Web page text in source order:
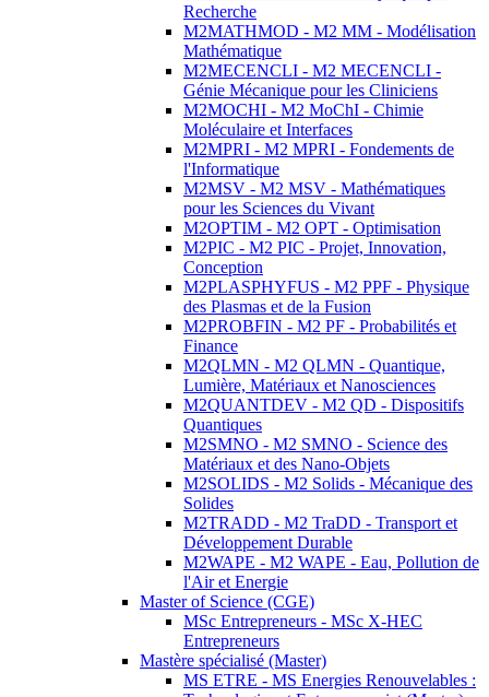
Recherche
M2MATHMOD - M2 MM - Modélisation
Mathématique
M2MECENCLI - M2 MECENCLI -
Génie Mécanique pour les Cliniciens
M2MOCHI - M2 MoChI - Chimie
Moléculaire et Interfaces
M2MPRI - M2 MPRI - Fondements de
l'Informatique
M2MSV - M2 MSV - Mathématiques
pour les Sciences du Vivant
M2OPTIM - M2 OPT - Optimisation
M2PIC - M2 PIC - Projet, Innovation,
Conception
M2PLASPHYFUS - M2 PPF - Physique
des Plasmas et de la Fusion
M2PROBFIN - M2 PF - Probabilités et
Finance
M2QLMN - M2 QLMN - Quantique,
Lumière, Matériaux et Nanosciences
M2QUANTDEV - M2 QD - Dispositifs
Quantiques
M2SMNO - M2 SMNO - Science des
Matériaux et des Nano-Objets
M2SOLIDS - M2 Solids - Mécanique des
Solides
M2TRADD - M2 TraDD - Transport et
Développement Durable
M2WAPE - M2 WAPE - Eau, Pollution de
l'Air et Energie
Master of Science (CGE)
MSc Entrepreneurs - MSc X-HEC
Entrepreneurs
Mastère spécialisé (Master)
MS ETRE - MS Energies Renouvelables :